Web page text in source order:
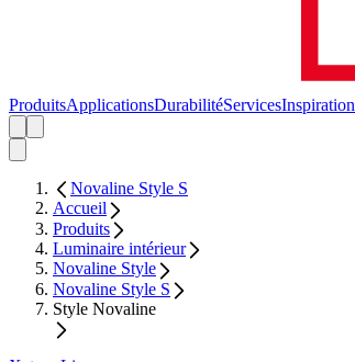
ProduitsApplicationsDurabilitéServicesInspiration
Novaline Style S
Accueil
Produits
Luminaire intérieur
Novaline Style
Novaline Style S
Style Novaline